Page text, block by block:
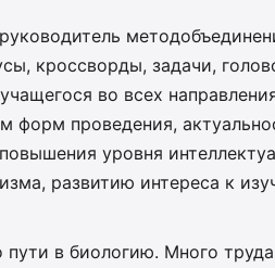
кроссворды, задачи,
во всех
форм проведения,
уровня
развитию интереса к
в биологию. Много